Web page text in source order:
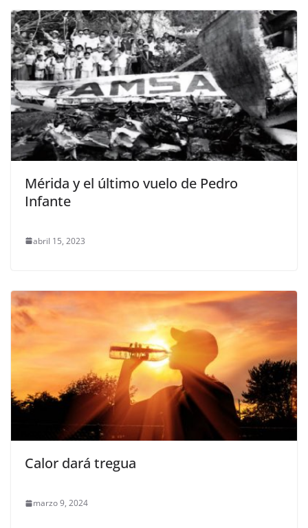
Mérida y el último vuelo de Pedro
Infante
abril 15, 2023
Calor dará tregua
marzo 9, 2024